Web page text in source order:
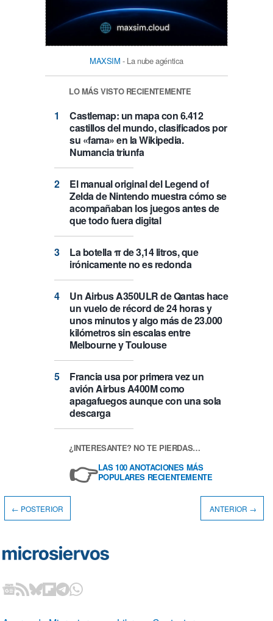
MAXSIM - La nube agéntica
LO MÁS VISTO RECIENTEMENTE
Castlemap: un mapa con 6.412
castillos del mundo, clasificados por
su «fama» en la Wikipedia.
Numancia triunfa
El manual original del Legend of
Zelda de Nintendo muestra cómo se
acompañaban los juegos antes de
que todo fuera digital
La botella π de 3,14 litros, que
irónicamente no es redonda
Un Airbus A350ULR de Qantas hace
un vuelo de récord de 24 horas y
unos minutos y algo más de 23.000
kilómetros sin escalas entre
Melbourne y Toulouse
Francia usa por primera vez un
avión Airbus A400M como
apagafuegos aunque con una sola
descarga
¿INTERESANTE? NO TE PIERDAS…
👉LAS 100 ANOTACIONES MÁS
POPULARES RECIENTEMENTE
← POSTERIOR ANTERIOR →